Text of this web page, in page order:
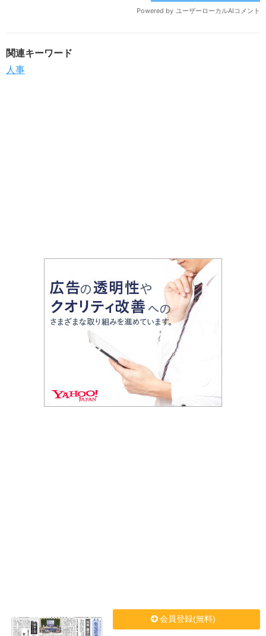
関連キーワード
人事
会員登録(無料)